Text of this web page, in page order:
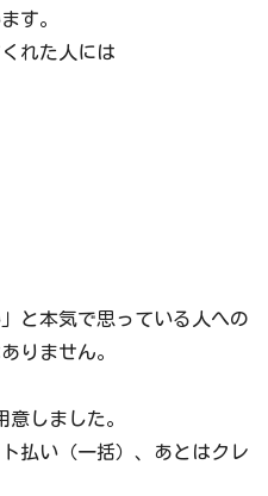
す。
れた人には
と本気で思っている人への
りません。
しました。
払い（一括）、あとはクレ